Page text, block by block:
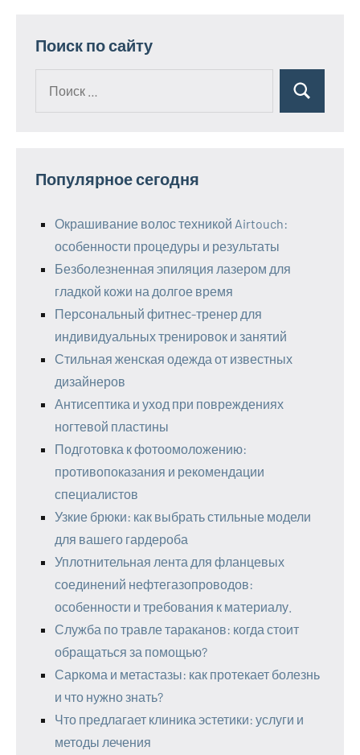
Поиск по сайту
Поиск
Популярное сегодня
Окрашивание волос техникой Airtouch:
особенности процедуры и результаты
Безболезненная эпиляция лазером для
гладкой кожи на долгое время
Персональный фитнес-тренер для
индивидуальных тренировок и занятий
Стильная женская одежда от известных
дизайнеров
Антисептика и уход при повреждениях
ногтевой пластины
Подготовка к фотоомоложению:
противопоказания и рекомендации
специалистов
Узкие брюки: как выбрать стильные модели
для вашего гардероба
Уплотнительная лента для фланцевых
соединений нефтегазопроводов:
особенности и требования к материалу.
Служба по травле тараканов: когда стоит
обращаться за помощью?
Саркома и метастазы: как протекает болезнь
и что нужно знать?
Что предлагает клиника эстетики: услуги и
методы лечения